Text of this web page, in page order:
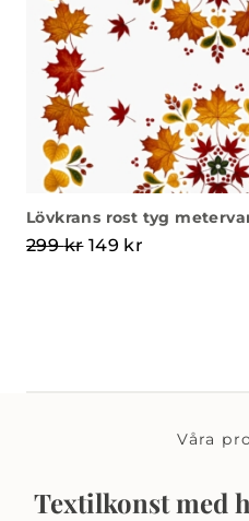
Lövkrans rost tyg
299kr Det ursprungliga
149 kr
Våra
Textilkonst med